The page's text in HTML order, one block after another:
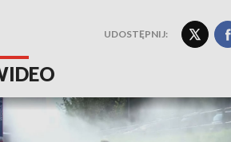
UDOSTĘPNIJ: